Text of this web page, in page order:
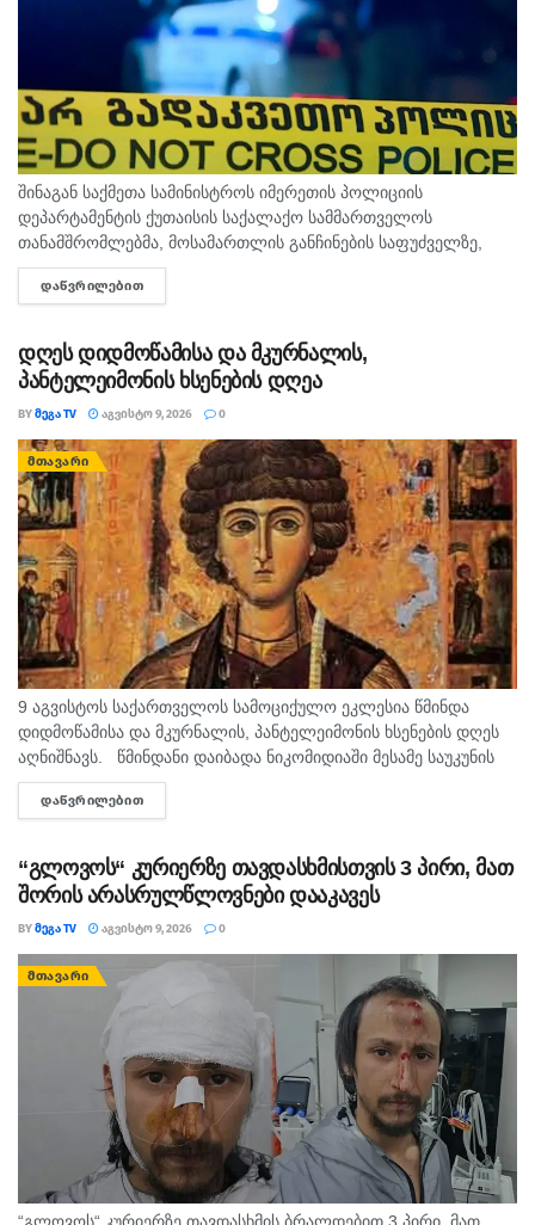
შინაგან საქმეთა სამინისტროს იმერეთის პოლიციის
დეპარტამენტის ქუთაისის საქალაქო სამმართველოს
თანამშრომლებმა, მოსამართლის განჩინების საფუძველზე,
ყაჩაღობის ბრალდებით, წარსულში სხვადასხვა
დანაშაულისთვის ნასამართლევი პირი დააკავეს. ინფორმაციას
რომ...
ᲓᲐᲬᲕᲠᲘᲚᲔᲑᲘᲗ
დღეს დიდმოწამისა და მკურნალის,
პანტელეიმონის ხსენების დღეა
BYᲛᲔᲒᲐ TV ᲐᲒᲕᲘᲡᲢᲝ 9, 2026 0
ᲛᲗᲐᲕᲐᲠᲘ
9 აგვისტოს საქართველოს სამოციქულო ეკლესია წმინდა
დიდმოწამისა და მკურნალის, პანტელეიმონის ხსენების დღეს
აღნიშნავს. წმინდანი დაიბადა ნიკომიდიაში მესამე საუკუნის
მეორე ნახევარში. არ არსებობს ტაძარი, რომელშიც არ იყოს
დაბრძანებული ნიკომიდიელი მკურნალის,...
ᲓᲐᲬᲕᲠᲘᲚᲔᲑᲘᲗ
“გლოვოს“ კურიერზე თავდასხმისთვის 3 პირი, მათ
შორის არასრულწლოვნები დააკავეს
BYᲛᲔᲒᲐ TV ᲐᲒᲕᲘᲡᲢᲝ 9, 2026 0
ᲛᲗᲐᲕᲐᲠᲘ
“გლოვოს“ კურიერზე თავდასხმის ბრალდებით 3 პირი, მათ